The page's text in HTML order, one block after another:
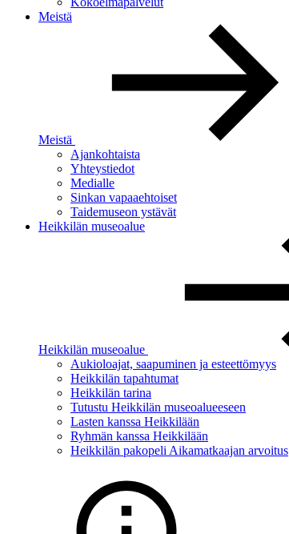
Meistä
Meistä
Ajankohtaista
Yhteystiedot
Medialle
Sinkan vapaaehtoiset
Taidemuseon ystävät
Heikkilän museoalue
Heikkilän museoalue
Aukioloajat, saapuminen ja esteettömyys
Heikkilän tapahtumat
Heikkilän tarina
Tutustu Heikkilän museoalueeseen
Lasten kanssa Heikkilään
Ryhmän kanssa Heikkilään
Heikkilän pakopeli Aikamatkaajan arvoitus